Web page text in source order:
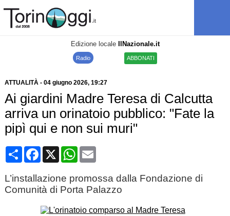
Edizione locale IlNazionale.it
Radio ABBONATI
ATTUALITÀ- 04 giugno 2026, 19:27
Ai giardini Madre Teresa di Calcutta
arriva un orinatoio pubblico: "Fate la
pipì qui e non sui muri"
CondividiFacebook
X WhatsApp
Email
L’installazione promossa dalla Fondazione di
Comunità di Porta Palazzo